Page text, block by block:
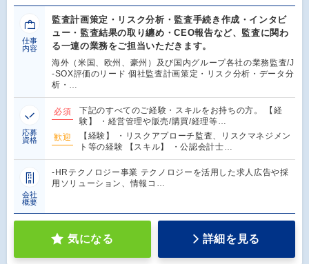
仕事
内容
監査計画策定・リスク分析・監査手続き作成・インタビ
ュー・監査結果の取り纏め・CEO報告など、監査に関わ
る一連の業務をご担当いただきます。
海外（米国、欧州、豪州）及び国内グループ各社の業務監査/J
-SOX評価のリード 個社監査計画策定・リスク分析・データ分
析・…
応募
資格
必須
下記のすべてのご経験・スキルをお持ちの方。 【経
験】 ・経営管理や販売/購買/経理等…
歓迎
【経験】 ・リスクアプローチ監査、リスクマネジメン
ト等の経験 【スキル】 ・公認会計士…
会社
概要
-HRテクノロジー事業 テクノロジーを活用した求人広告や採
用ソリューション、情報コ…
気になる 詳細を見る